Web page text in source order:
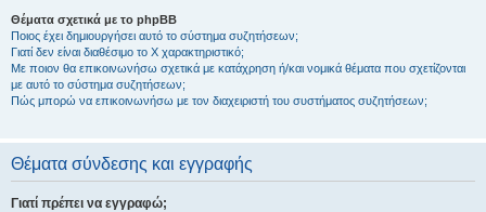
Θέματα σχετικά με το phpBB
Ποιος έχει δημιουργήσει αυτό το σύστημα συζητήσεων;
Γιατί δεν είναι διαθέσιμο το Χ χαρακτηριστικό;
Με ποιον θα επικοινωνήσω σχετικά με κατάχρηση ή/και νομικά θέματα που σχετίζονται
με αυτό το σύστημα συζητήσεων;
Πώς μπορώ να επικοινωνήσω με τον διαχειριστή του συστήματος συζητήσεων;
Θέματα σύνδεσης και εγγραφής
Γιατί πρέπει να εγγραφώ;